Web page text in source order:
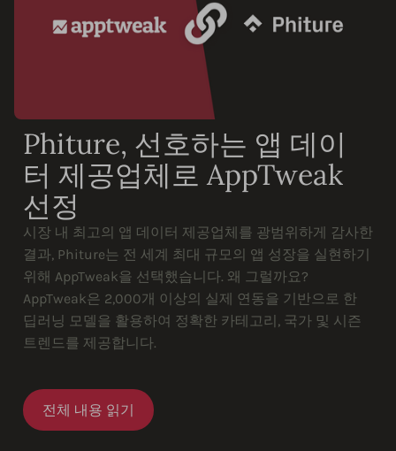
Phiture, 선호하는 앱 데이
터 제공업체로 AppTweak
선정
시장 내 최고의 앱 데이터 제공업체를 광범위하게 감사한
결과, Phiture는 전 세계 최대 규모의 앱 성장을 실현하기
위해 AppTweak을 선택했습니다. 왜 그럴까요?
AppTweak은 2,000개 이상의 실제 연동을 기반으로 한
딥러닝 모델을 활용하여 정확한 카테고리, 국가 및 시즌
트렌드를 제공합니다.
전체 내용 읽기